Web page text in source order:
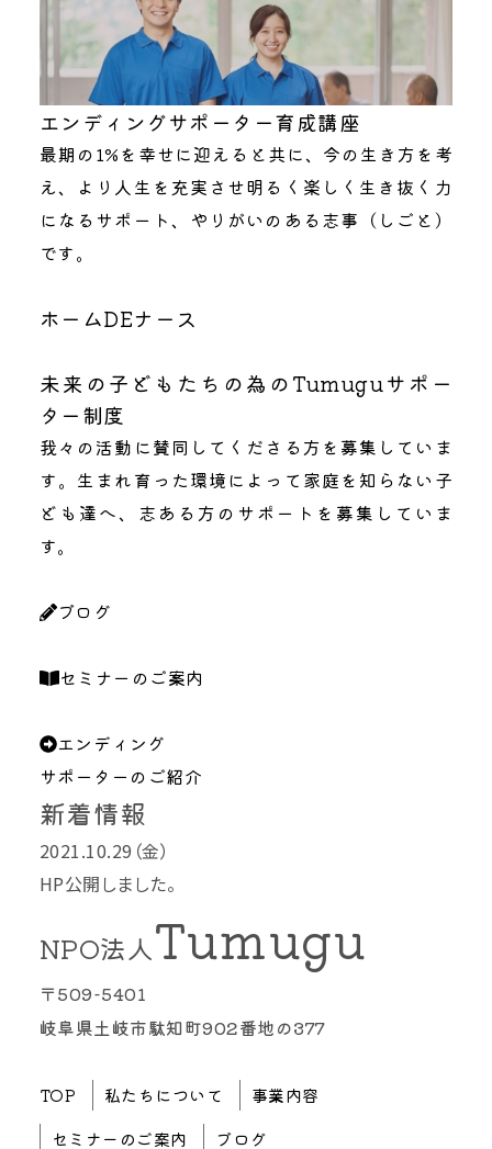
エンディングサポーター育成講座
最期の1%を幸せに迎えると共に、今の生き方を考
え、より人生を充実させ明るく楽しく生き抜く力
になるサポート、やりがいのある志事（しごと）
です。
ホームDEナース
未来の子どもたちの為のTumuguサポー
ター制度
我々の活動に賛同してくださる方を募集していま
す。生まれ育った環境によって家庭を知らない子
ども達へ、志ある方のサポートを募集していま
す。
ブログ
セミナーのご案内
エンディング
サポーターのご紹介
新着情報
2021.10.29（金）
HP公開しました。
NPO法人Tumugu
〒509-5401
岐阜県土岐市駄知町902番地の377
TOP 私たちについて
事業内容
セミナーのご案内
ブログ